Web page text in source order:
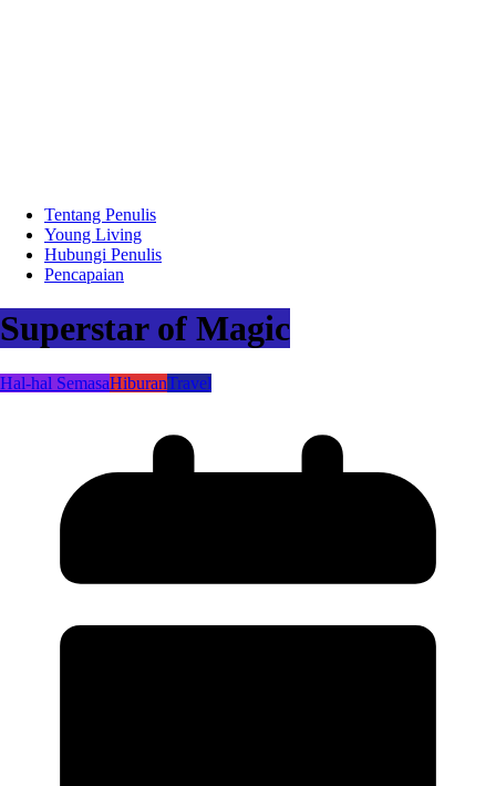
Tentang Penulis
Young Living
Hubungi Penulis
Pencapaian
Superstar of Magic
Hal-hal SemasaHiburanTravel